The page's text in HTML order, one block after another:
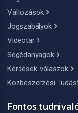
Változások
Jogszabályok
Videótár
Segédanyagok
Kérdések-válaszok
Közbeszerzési
Fontos